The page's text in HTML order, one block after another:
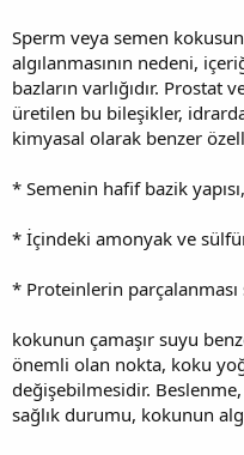
Sperm veya semen
algılanmasının nedeni,
bazların varlığıdır. Prostat
üretilen bu bileşikler,
kimyasal olarak benzer
* Semenin hafif bazik yapısı,
* İçindeki amonyak ve
* Proteinlerin
kokunun çamaşır suyu
önemli olan nokta, koku
değişebilmesidir.
sağlık durumu, kokunun